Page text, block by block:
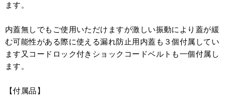
ます。
内蓋無しでもご使用いただけますが激しい振動により蓋が緩
む可能性がある際に使える漏れ防止用内蓋も３個付属してい
ます又コードロック付きショックコードベルトも一個付属し
ます。
【付属品】